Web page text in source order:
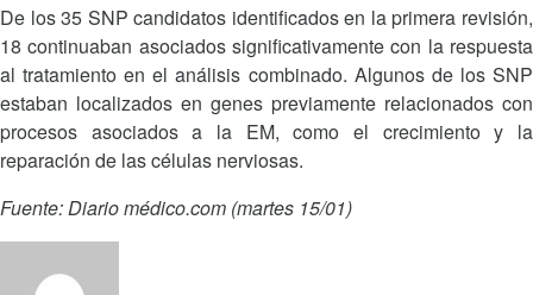
De los 35 SNP candidatos identificados en la primera revisión,
18 continuaban asociados significativamente con la respuesta
al tratamiento en el análisis combinado. Algunos de los SNP
estaban localizados en genes previamente relacionados con
procesos asociados a la EM, como el crecimiento y la
reparación de las células nerviosas.
Fuente: Diario médico.com (martes 15/01)